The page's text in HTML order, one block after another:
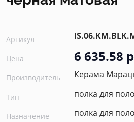
Артикул
Цена 6 635.58
Производитель Керама
Тип полка для
Назначение полка для